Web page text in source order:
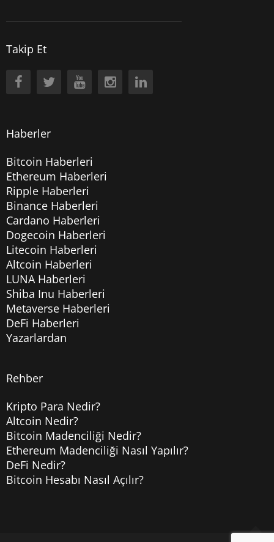
Takip Et
Haberler
Bitcoin Haberleri
Ethereum Haberleri
Ripple Haberleri
Binance Haberleri
Cardano Haberleri
Dogecoin Haberleri
Litecoin Haberleri
Altcoin Haberleri
LUNA Haberleri
Shiba Inu Haberleri
Metaverse Haberleri
DeFi Haberleri
Yazarlardan
Rehber
Kripto Para Nedir?
Altcoin Nedir?
Bitcoin Madenciliği Nedir?
Ethereum Madenciliği Nasıl Yapılır?
DeFi Nedir?
Bitcoin Hesabı Nasıl Açılır?